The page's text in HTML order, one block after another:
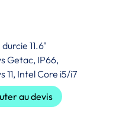
11.6"
Getac, IP66,
11, Intel Core i5/i7
au devis